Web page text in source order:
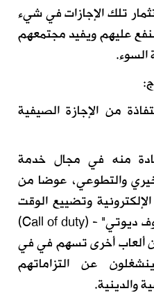
تلك الإجازات في شيء
عليهم ويفيد مجتمعهم
من الإجازة الصيفية
منه في مجال خدمة
والتطوعي، عوضا من
وتضييع الوقت
ليلاً ونهاراً في لعبة "كول أوف ديوتي" - (Call of duty)
ألعاب أخرى تسهم في في
عن التزاماتهم
والدينية.